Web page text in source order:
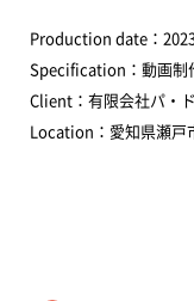
Production date：
Specification：動画制
Client：有限会社パ・
Location：愛知県瀬戸